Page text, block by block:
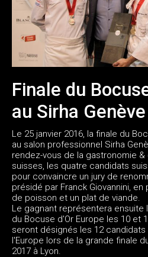
Finale du
au Sirha
Le 25 janvier 2016, la finale du
au salon professionnel Sirha
rendez-vous de la gastronomie
suisses, les quatre candidats
pour convaincre un jury de
présidé par Franck Giovannini,
de poisson et un plat de viande.
Le gagnant représentera ensuite
du Bocuse d'Or Europe les 10 et
seront désignés les 12
l'Europe lors de la grande finale
2017 à Lyon.